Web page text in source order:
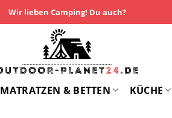
Wir lieben Camping! Du auch?
MATRATZEN & BETTEN KÜCHE